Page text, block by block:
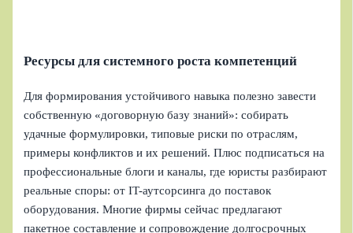
Ресурсы для системного роста компетенций
Для формирования устойчивого навыка полезно завести
собственную «договорную базу знаний»: собирать
удачные формулировки, типовые риски по отраслям,
примеры конфликтов и их решений. Плюс подписаться на
профессиональные блоги и каналы, где юристы разбирают
реальные споры: от IT-аутсорсинга до поставок
оборудования. Многие фирмы сейчас предлагают
пакетное составление и сопровождение долгосрочных